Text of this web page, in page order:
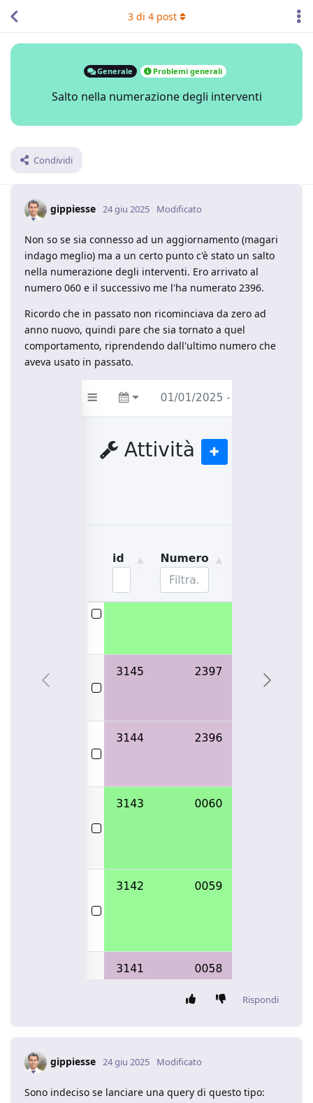
Generale Problemi generali
Salto nella numerazione degli interventi
Condividi
3di 4post
gippiesse 24 giu 2025 Modificato
Non so se sia connesso ad un aggiornamento (magari
indago meglio) ma a un certo punto c'è stato un salto
nella numerazione degli interventi. Ero arrivato al
numero 060 e il successivo me l'ha numerato 2396.
Ricordo che in passato non ricominciava da zero ad
anno nuovo, quindi pare che sia tornato a quel
comportamento, riprendendo dall'ultimo numero che
aveva usato in passato.
Rispondi
gippiesse 24 giu 2025 Modificato
Sono indeciso se lanciare una query di questo tipo: